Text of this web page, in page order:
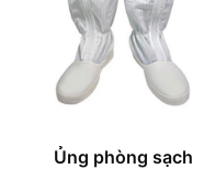
Ủng phòng sạch